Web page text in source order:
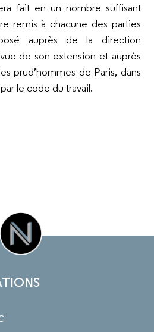
fait en un nombre suffisant
remis à chacune des parties
auprès de la direction
de son extension et auprès
prud’hommes de Paris, dans
le code du travail.